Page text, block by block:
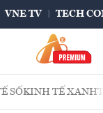
VNE TV TECH
SỐKINH TẾ XANH